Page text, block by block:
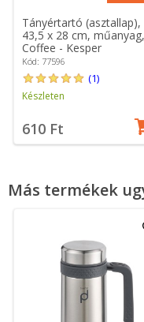
Tányértartó (asztallap),
43,5 x 28 cm, műanyag,
Coffee - Kesper
Kód: 77596
(1)
Készleten
610 Ft
Más termékek